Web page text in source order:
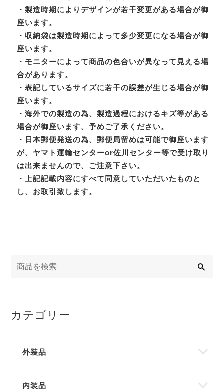
・製造時期によりデザインが若干変更がある場合が御
座います。
・収納袋は製造時期によって多少変更になる場合が御
座います。
・モニターによって商品の色合いが異なって見える場
合があります。
・表記しているサイズに若干の誤差が生じる場合が御
座います。
・海外での製造の為、製造過程におけるキズ等がある
場合が御座います、予めご了承ください。
・日本郵便発送の為、郵便局留めは可能で御座います
が、ヤマト運輸センターor佐川センター等で受け取り
は出来ませんので、ご注意下さい。
・上記記載内容にすべて同意していただいたものと
し、お取引致します。
カテゴリー
外装品
内装品